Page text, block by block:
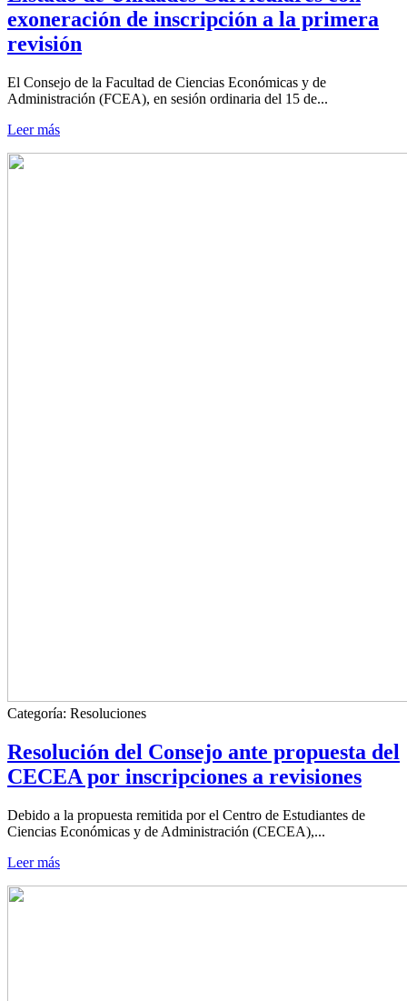
exoneración de inscripción a la primera
revisión
El Consejo de la Facultad de Ciencias Económicas y de
Administración (FCEA), en sesión ordinaria del 15 de...
Leer más
Categoría: Resoluciones
Resolución del Consejo ante propuesta del
CECEA por inscripciones a revisiones
Debido a la propuesta remitida por el Centro de Estudiantes de
Ciencias Económicas y de Administración (CECEA),...
Leer más